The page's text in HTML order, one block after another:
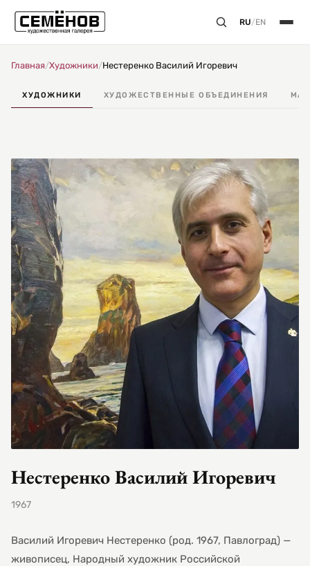
RU/EN
Главная/Художники/Нестеренко Василий Игоревич
ХУДОЖНИКИ ХУДОЖЕСТВЕННЫЕ ОБЪЕДИНЕНИЯ
Нестеренко Василий Игоревич
1967
Василий Игоревич Нестеренко (род. 1967, Павлоград) —
живописец, Народный художник Российской